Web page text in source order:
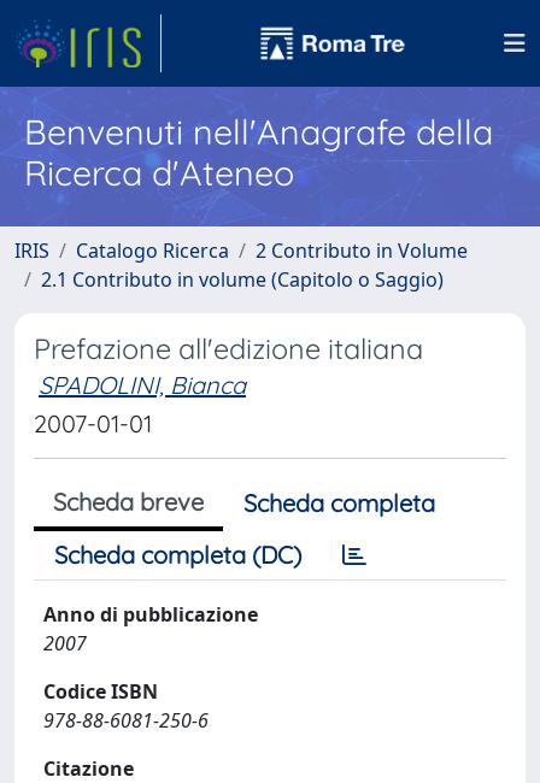
Benvenuti nell'Anagrafe della
Ricerca d'Ateneo
IRIS Catalogo Ricerca
2 Contributo in Volume
2.1 Contributo in volume (Capitolo o Saggio)
Prefazione all'edizione italiana
SPADOLINI, Bianca
2007-01-01
Scheda breve
Scheda completa
Scheda completa (DC)
Anno di pubblicazione
2007
Codice ISBN
978-88-6081-250-6
Citazione